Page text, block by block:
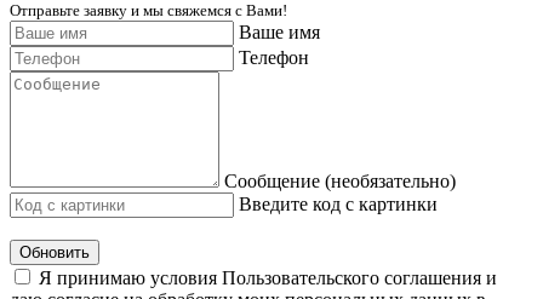
Отправьте заявку и мы свяжемся с Вами!
Ваше имя
Телефон
Сообщение (необязательно)
Введите код с картинки
Обновить
Я принимаю условия Пользовательского соглашения и